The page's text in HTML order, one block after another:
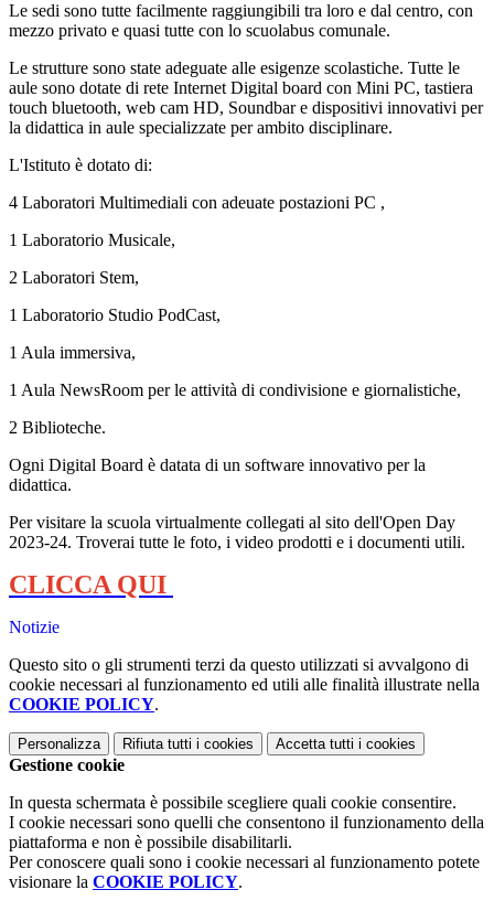
Le sedi sono tutte facilmente raggiungibili tra loro e dal centro, con
mezzo privato e quasi tutte con lo scuolabus comunale.
Le strutture sono state adeguate alle esigenze scolastiche. Tutte le
aule sono dotate di rete Internet Digital board con Mini PC, tastiera
touch bluetooth, web cam HD, Soundbar e dispositivi innovativi per
la didattica in aule specializzate per ambito disciplinare.
L'Istituto è dotato di:
4 Laboratori Multimediali con adeuate postazioni PC ,
1 Laboratorio Musicale,
2 Laboratori Stem,
1 Laboratorio Studio PodCast,
1 Aula immersiva,
1 Aula NewsRoom per le attività di condivisione e giornalistiche,
2 Biblioteche.
Ogni Digital Board è datata di un software innovativo per la
didattica.
Per visitare la scuola virtualmente collegati al sito dell'Open Day
2023-24. Troverai tutte le foto, i video prodotti e i documenti utili.
CLICCA QUI
Notizie
Questo sito o gli strumenti terzi da questo utilizzati si avvalgono di
cookie necessari al funzionamento ed utili alle finalità illustrate nella
COOKIE POLICY.
Personalizza Rifiuta tutti i cookies Accetta tutti i cookies
Gestione cookie
In questa schermata è possibile scegliere quali cookie consentire.
I cookie necessari sono quelli che consentono il funzionamento della
piattaforma e non è possibile disabilitarli.
Per conoscere quali sono i cookie necessari al funzionamento potete
visionare la COOKIE POLICY.